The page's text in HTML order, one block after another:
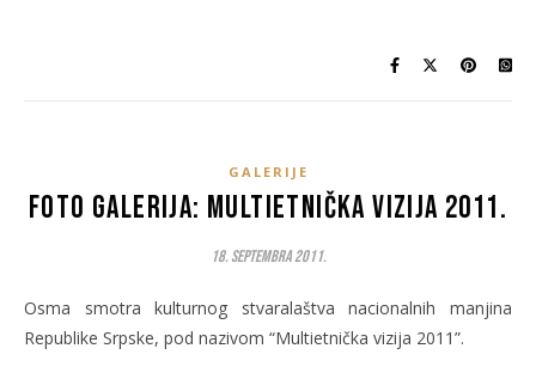
GALERIJE
Foto galerija: Multietnička vizija 2011.
18. Septembra 2011.
Osma smotra kulturnog stvaralaštva nacionalnih manjina
Republike Srpske, pod nazivom “Multietnička vizija 2011”.